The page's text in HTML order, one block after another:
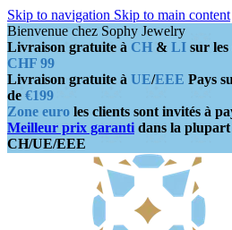
Skip to navigation Skip to main content
Bienvenue chez Sophy Jewelry
Livraison gratuite à CH & LI sur les
CHF 99
Livraison gratuite à UE/EEE Pays
de €199
Zone euro les clients sont invités à
Meilleur prix garanti dans la plupart
CH/UE/EEE